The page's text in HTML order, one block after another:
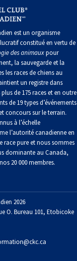
est un organisme
constitué en vertu de
des animauxpour
la sauvegarde et la
races de chiens au
un registre dans
de 175 races et en outre
de 19 types d’événements
concours sur le terrain.
à l’échelle
l’autorité canadienne en
race pure et nous sommes
dominante au Canada,
20 000 membres.
2026
O. Bureau 101, Etobicoke